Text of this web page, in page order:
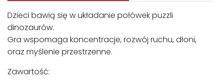
Dzieci bawią się w układanie połówek puzzli
dinozaurów.
Gra wspomaga koncentracje, rozwój ruchu, dłoni,
oraz myślenie przestrzenne.
Zawartość: